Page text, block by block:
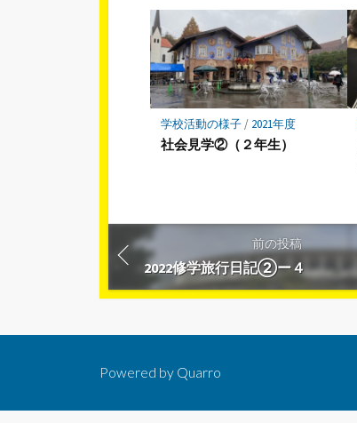
学校活動の様子/ 2021年度
社会見学②（２年生）
前の投稿
2022修学旅行日記②ー４
Powered by Quarro